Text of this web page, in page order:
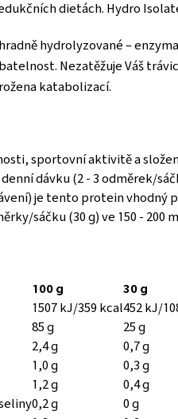
dietách. Hydro
hydrolyzované –
Nezatěžuje Váš
katabolizací.
sportovní aktivitě a
dávku (2 - 3 odměrek/
je tento protein vhodný
sáčku (30 g) ve 150 - 200
100 g
30 g
1507 kJ/359 kcal452 kJ/
85 g
25 g
2,4 g
0,7 g
1,0 g
0,3 g
1,2 g
0,4 g
0,2 g
0 g